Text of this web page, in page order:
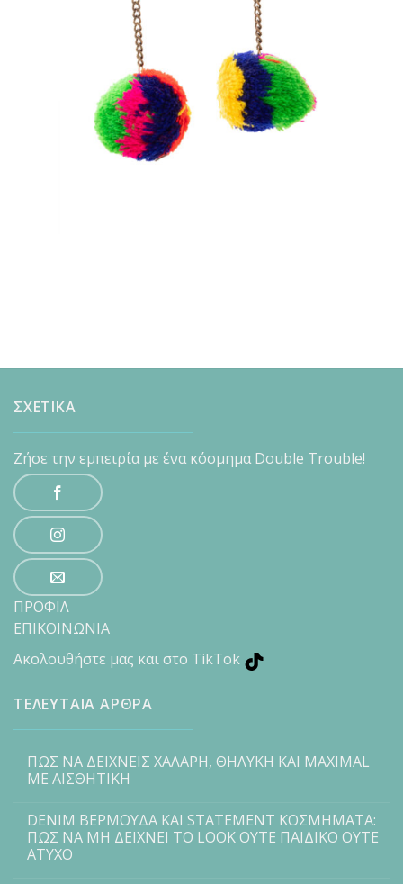
ΣΧΕΤΙΚΑ
Ζήσε την εμπειρία με ένα κόσμημα Double Trouble!
ΠΡΟΦΙΛ
ΕΠΙΚΟΙΝΩΝΙΑ
Ακολουθήστε μας και στο TikTok
ΤΕΛΕΥΤΑΙΑ ΑΡΘΡΑ
ΠΩΣ ΝΑ ΔΕΙΧΝΕΙΣ ΧΑΛΑΡΗ, ΘΗΛΥΚΗ ΚΑΙ MAXIMAL
ΜΕ ΑΙΣΘΗΤΙΚΗ
DENIM ΒΕΡΜΟΥΔΑ ΚΑΙ STATEMENT ΚΟΣΜΗΜΑΤΑ:
ΠΩΣ ΝΑ ΜΗ ΔΕΙΧΝΕΙ ΤΟ LOOK ΟΥΤΕ ΠΑΙΔΙΚΟ ΟΥΤΕ
ΑΤΥΧΟ